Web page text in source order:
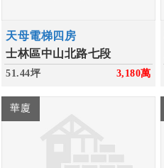
天母電梯四房
士林區中山北路七段
51.44坪 3,180萬
華廈